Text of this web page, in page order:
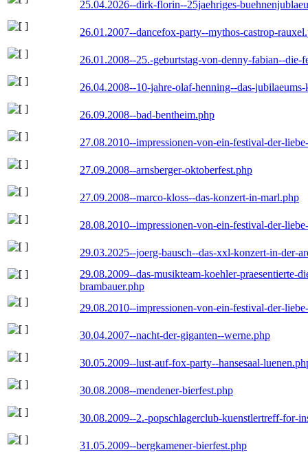
25.04.2026--dirk-florin--25jaehriges-
26.01.2007--dancefox-party--mythos-castrop-
26.01.2008--25.-geburtstag-von-denny-fabian--die-
26.04.2008--10-jahre-olaf-henning--das-
26.09.2008--bad-bentheim.php
27.08.2010--impressionen-von-ein-festival-der-
27.09.2008--arnsberger-oktoberfest.php
27.09.2008--marco-kloss--das-konzert-in-marl.php
28.08.2010--impressionen-von-ein-festival-der-
29.03.2025--joerg-bausch--das-xxl-konzert-in-der-
29.08.2009--das-musikteam-koehler-praesentierte-
brambauer.php
29.08.2010--impressionen-von-ein-festival-der-
30.04.2007--nacht-der-giganten--werne.php
30.05.2009--lust-auf-fox-party--hansesaal-
30.08.2008--mendener-bierfest.php
30.08.2009--2.-popschlagerclub-kuenstlertreff-for-
31.05.2009--bergkamener-bierfest.php